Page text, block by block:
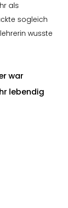
als
sogleich
wusste
war
lebendig